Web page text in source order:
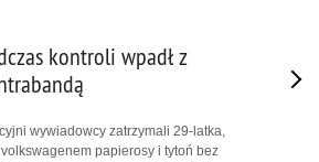
kontroli wpadł z
wywiadowcy zatrzymali 29-latka,
papierosy i tytoń bez